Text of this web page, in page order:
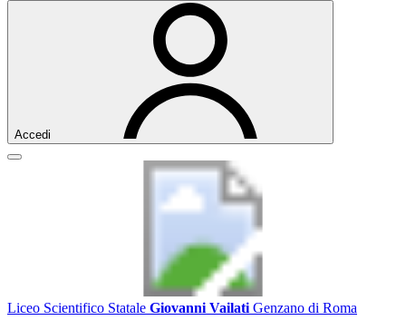
Accedi
Liceo Scientifico Statale Giovanni Vailati Genzano di Roma